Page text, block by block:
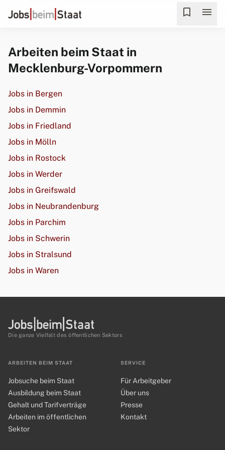
bookmark menu
Arbeiten beim Staat in
Mecklenburg-Vorpommern
Jobs in Bergen
Jobs in Demmin
Jobs in Friedland
Jobs in Mölln
Jobs in Rostock
Jobs in Werder
Jobs in Greifswald
Jobs in Neubrandenburg
Jobs in Parchim
Jobs in Schwerin
Jobs in Stralsund
Jobs in Waren
Die ganze Vielfalt des öffentlichen Sektors
ARBEITEN BEIM STAAT
Jobsuche beim Staat
Ausbildung beim Staat
Gehalt und Tarifverträge
Arbeiten im öffentlichen
Sektor
SERVICE
Für Arbeitgeber
Über uns
Presse
Kontakt